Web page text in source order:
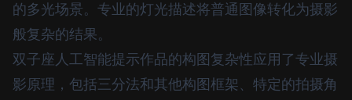
的多光场景。专业的灯光描述将普通图像转化为摄影
般复杂的结果。
双子座人工智能提示作品的构图复杂性应用了专业摄
影原理，包括三分法和其他构图框架、特定的拍摄角